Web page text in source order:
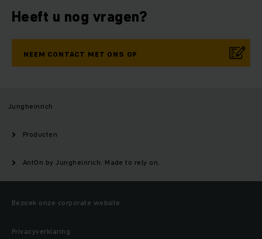
Heeft u nog vragen?
NEEM CONTACT MET ONS OP
Jungheinrich
Producten
AntOn by Jungheinrich. Made to rely on.
Bezoek onze corporate website
Privacyverklaring